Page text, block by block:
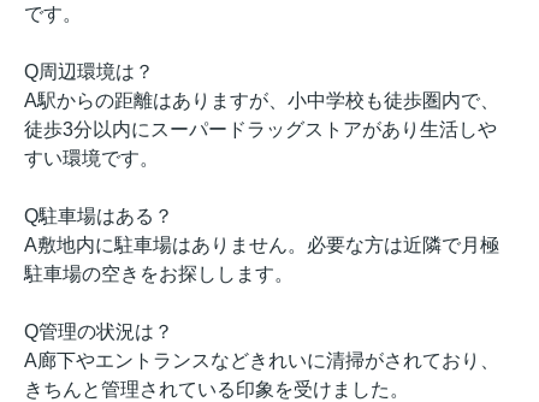
です。
Q周辺環境は？
A駅からの距離はありますが、小中学校も徒歩圏内で、
徒歩3分以内にスーパードラッグストアがあり生活しや
すい環境です。
Q駐車場はある？
A敷地内に駐車場はありません。必要な方は近隣で月極
駐車場の空きをお探しします。
Q管理の状況は？
A廊下やエントランスなどきれいに清掃がされており、
きちんと管理されている印象を受けました。